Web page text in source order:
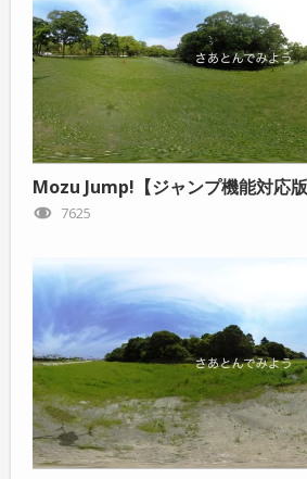
Mozu Jump!【ジャンプ機能対応版
7625